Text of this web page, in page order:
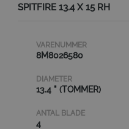
SPITFIRE 13.4 X 15 RH
VARENUMMER
8M8026580
DIAMETER
13.4 " (TOMMER)
ANTAL BLADE
4